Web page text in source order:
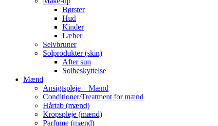
Børster
Hud
Kinder
Læber
Selvbruner
Solprodukter (skin)
After sun
Solbeskyttelse
Mænd
Ansigtspleje – Mænd
Conditioner/Treatment for mænd
Hårtab (mænd)
Kropspleje (mænd)
Parfume (mænd)